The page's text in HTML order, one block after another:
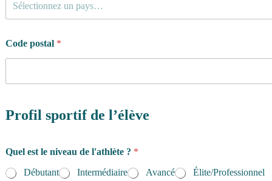
Sélectionnez un pays…
Code postal *
Profil sportif de l’élève
Quel est le niveau de l'athlète ? *
Débutant
Intermédiaire Avancé Élite/Professionnel